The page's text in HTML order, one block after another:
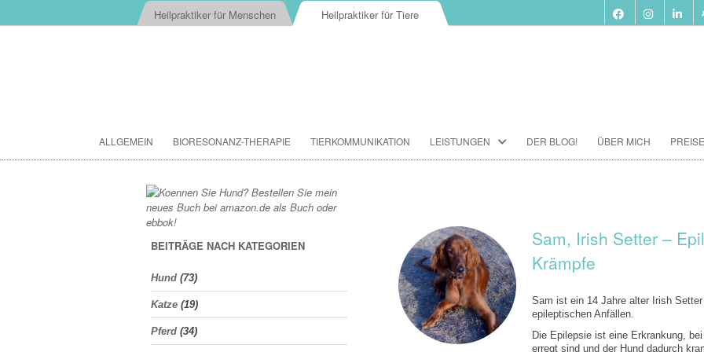
Heilpraktiker für Menschen Heilpraktiker für Tiere
Inhalt
springen
ALLGEMEIN BIORESONANZ-THERAPIE TIERKOMMUNIKATION LEISTUNGEN
TIERKOMMUNIKATION SEMINARE
FUTTERBERATUNG
IMPFBERATUNG
HOMÖOPATHIE
DER BLOG! ÜBER MICH PREISE
Sam, Irish Setter –
Krämpfe
Sam ist ein 14 Jahre alter Irish
epileptischen Anfällen.
Die Epilepsie ist eine Erkrankung,
erregt sind und der Hund dadurch
BEITRÄGE NACH KATEGORIEN
Hund (73)
Katze (19)
Pferd (34)